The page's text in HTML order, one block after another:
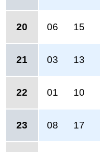
20 06 15
21 03 13
22 01 10
23 08 17